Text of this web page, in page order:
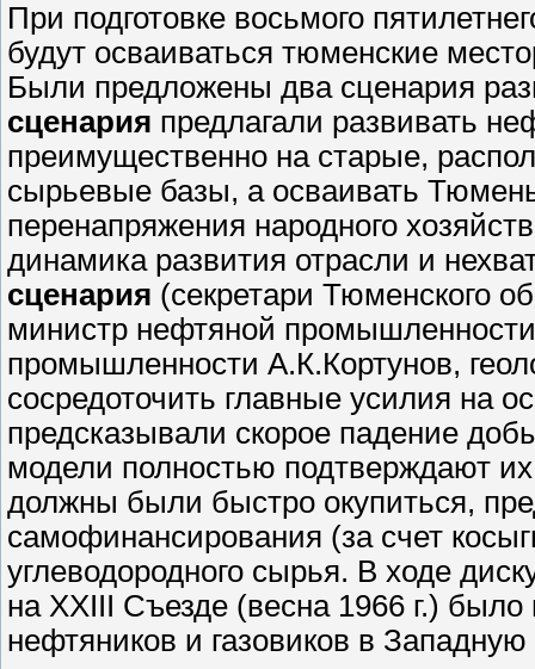
При подготовке восьмого
будут осваиваться тюменские
Были предложены два сценария
сценария предлагали развивать
преимущественно на старые,
сырьевые базы, а осваивать
перенапряжения народного
динамика развития отрасли и
сценария (секретари Тюменского
министр нефтяной
промышленности А.К.Кортунов,
сосредоточить главные усилия на
предсказывали скорое падение
модели полностью подтверждают
должны были быстро окупиться,
самофинансирования (за счет
углеводородного сырья. В ходе
на XXIII Съезде (весна 1966 г.)
нефтяников и газовиков в